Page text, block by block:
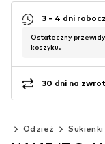
3 - 4 dni
Ostateczny
koszyku.
30 dni na
Odzież